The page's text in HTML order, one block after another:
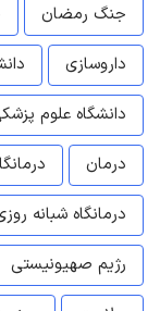
جنگ رمضان
داروسازی
دانشگاه علوم
درمان
درمانگاه شبانه
رژیم صهیونیستی